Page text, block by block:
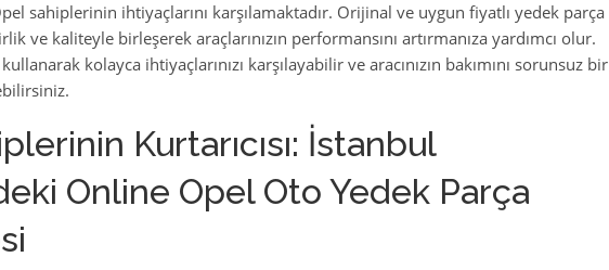
sahiplerinin ihtiyaçlarını karşılamaktadır. Orijinal ve uygun fiyatlı yedek parça
ve kaliteyle birleşerek araçlarınızın performansını artırmanıza yardımcı olur.
kolayca ihtiyaçlarınızı karşılayabilir ve aracınızın bakımını sorunsuz bir
Kurtarıcısı: İstanbul
Online Opel Oto Yedek Parça